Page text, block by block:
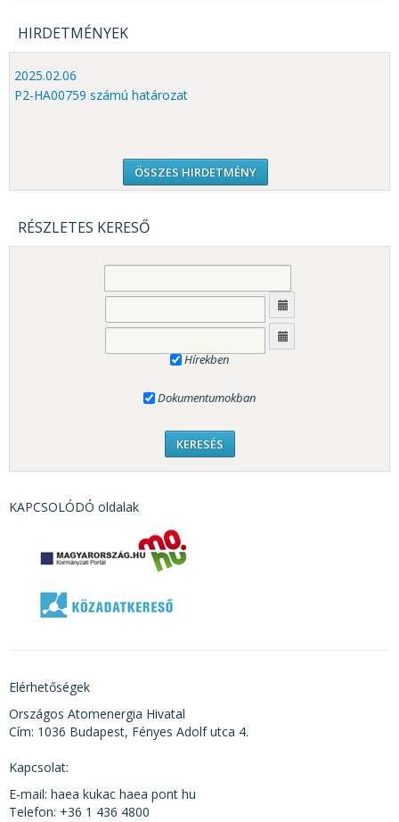
HIRDETMÉNYEK
2025.02.06
P2-HA00759 számú határozat
ÖSSZES HIRDETMÉNY
RÉSZLETES KERESŐ
Hírekben
Dokumentumokban
KAPCSOLÓDÓ oldalak
Elérhetőségek
Országos Atomenergia Hivatal
Cím: 1036 Budapest, Fényes Adolf utca 4.
Kapcsolat:
E-mail: haea kukac haea pont hu
Telefon: +36 1 436 4800